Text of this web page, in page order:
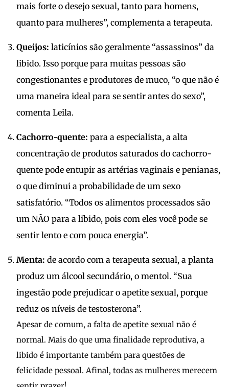
mais forte o desejo sexual, tanto para homens,
quanto para mulheres”, complementa a terapeuta.
Queijos: laticínios são geralmente “assassinos” da
libido. Isso porque para muitas pessoas são
congestionantes e produtores de muco, “o que não é
uma maneira ideal para se sentir antes do sexo”,
comenta Leila.
Cachorro-quente: para a especialista, a alta
concentração de produtos saturados do cachorro-
quente pode entupir as artérias vaginais e penianas,
o que diminui a probabilidade de um sexo
satisfatório. “Todos os alimentos processados são
um NÃO para a libido, pois com eles você pode se
sentir lento e com pouca energia”.
Menta: de acordo com a terapeuta sexual, a planta
produz um álcool secundário, o mentol. “Sua
ingestão pode prejudicar o apetite sexual, porque
reduz os níveis de testosterona”.
Apesar de comum, a falta de apetite sexual não é
normal. Mais do que uma finalidade reprodutiva, a
libido é importante também para questões de
felicidade pessoal. Afinal, todas as mulheres merecem